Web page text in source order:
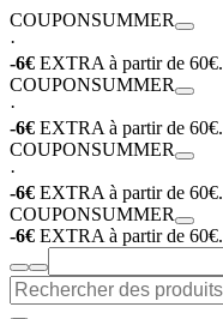
COUPONSUMMER
·
-6€ EXTRA à partir de 60€.
COUPONSUMMER
·
-6€ EXTRA à partir de 60€.
COUPONSUMMER
·
-6€ EXTRA à partir de 60€.
COUPONSUMMER
-6€ EXTRA à partir de 60€.